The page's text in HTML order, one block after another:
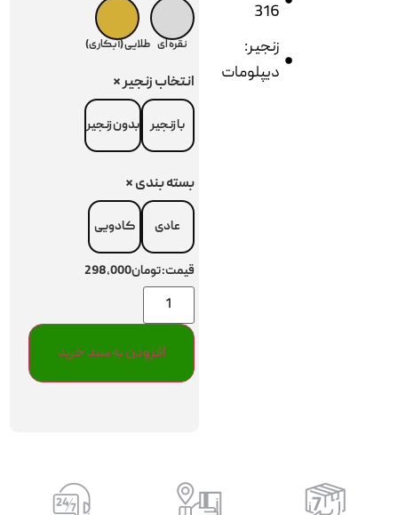
316
زنجیر:
دیپلومات
نقره ای طلایی (آبکاری)
انتخاب زنجیر*
با زنجیر بدون زنجیر
بسته بندی*
عادی کادویی
قیمت:تومان298,000
افزودن به سبد خرید